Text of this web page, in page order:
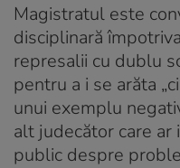
Magistratul este
disciplinară
represalii cu dublu
pentru a i se arăta
unui exemplu
alt judecător care ar
public despre